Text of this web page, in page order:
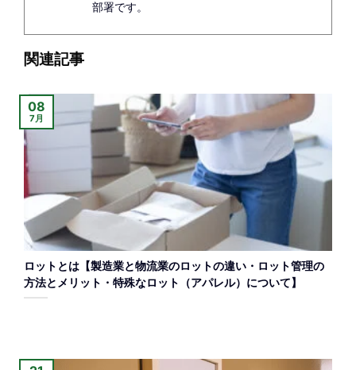
部署です。
関連記事
ロットとは【製造業と物流業のロットの違い・ロット管理の
方法とメリット・特殊なロット（アパレル）について】
08
7月